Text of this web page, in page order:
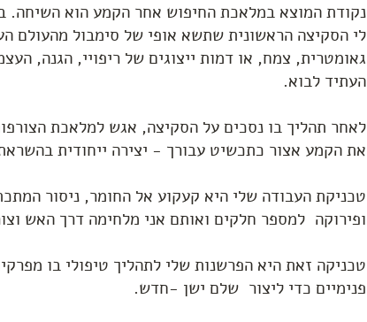
נקודת המוצא במלאכת החיפוש אחר הקמע הוא השיחה.
לי הסקיצה הראשונית שתשא אופי של סימבול מהעולם
גאומטרית, צמח, או דמות ייצוגים של ריפויי, הגנה,
העתיד לבוא.
לאחר תהליך בו נסכים על הסקיצה, אגש למלאכת
את הקמע אצור כתכשיט עבורך - יצירה ייחודית
ופירוקה למספר חלקים ואותם אני מלחימה דרך האש
טכניקה זאת היא הפרשנות שלי לתהליך טיפולי בו
פנימיים כדי ליצור שלם ישן -חדש.